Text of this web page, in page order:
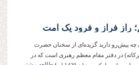
راز فراز و فرود یک امت
چه پیش‌رو دارید گزیده‌ای از سخنان حضرت
در دفتر مقام معظم رهبری است كه در